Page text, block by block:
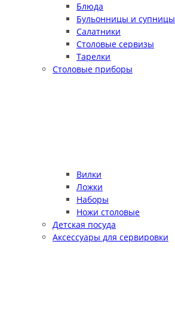
Блюда
Бульонницы и супницы
Салатники
Столовые сервизы
Тарелки
Столовые приборы
Вилки
Ложки
Наборы
Ножи столовые
Детская посуда
Аксессуары для сервировки